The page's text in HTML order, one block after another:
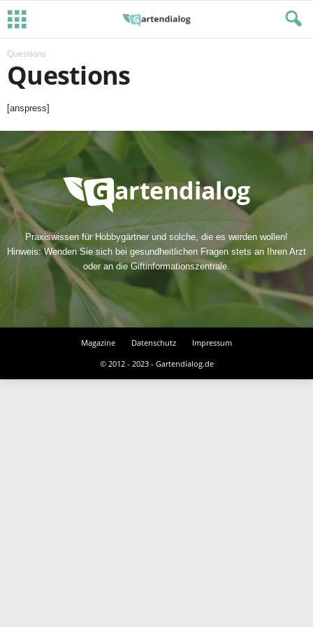
Questions
Questions
[anspress]
Praxiswissen für Hobbygärtner und solche, die es werden wollen!
Hinweis: Wenden Sie sich bei gesundheitlichen Fragen stets an Ihren Arzt
oder an die Giftinformationszentrale.
Magazine Datenschutz
Impressum
© 2012 - 2023 - Gartendialog.de